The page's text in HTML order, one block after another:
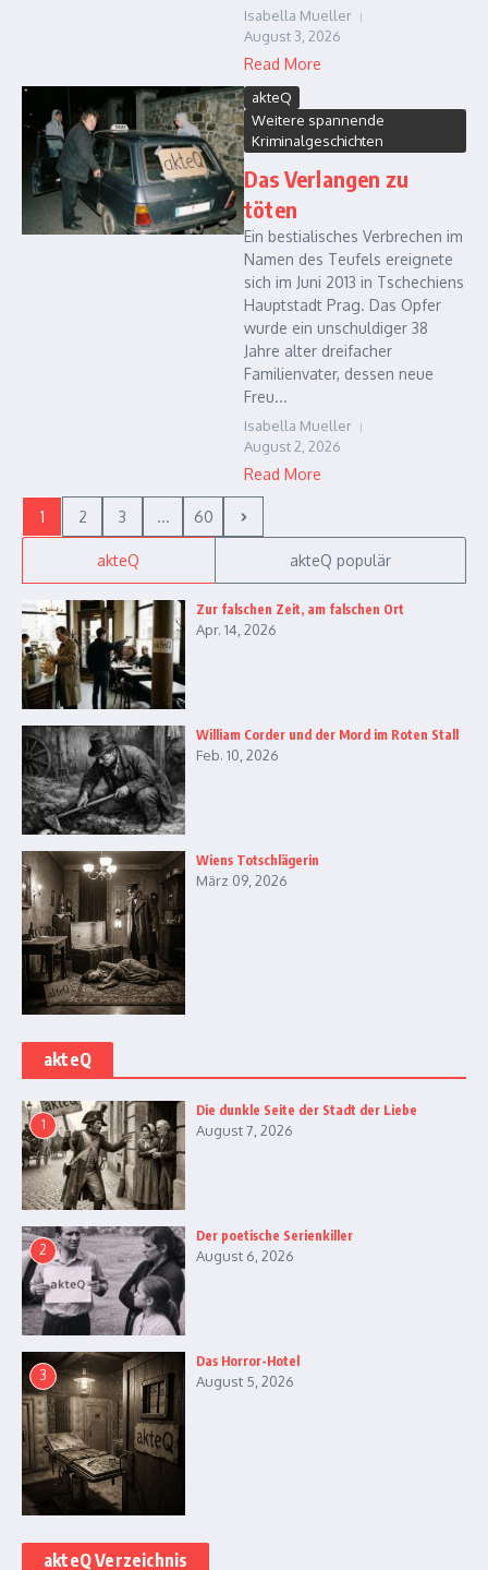
Isabella Mueller
August 3, 2026
Read More
akteQ
Weitere spannende
Kriminalgeschichten
Das Verlangen zu
töten
Ein bestialisches Verbrechen im
Namen des Teufels ereignete
sich im Juni 2013 in Tschechiens
Hauptstadt Prag. Das Opfer
wurde ein unschuldiger 38
Jahre alter dreifacher
Familienvater, dessen neue
Freu...
Isabella Mueller
August 2, 2026
Read More
1 2 3 ... 60
akteQ akteQ populär
Zur falschen Zeit, am falschen Ort
Apr. 14, 2026
William Corder und der Mord im Roten Stall
Feb. 10, 2026
Wiens Totschlägerin
März 09, 2026
akteQ
1
Die dunkle Seite der Stadt der Liebe
August 7, 2026
2
Der poetische Serienkiller
August 6, 2026
3
Das Horror-Hotel
August 5, 2026
akteQ Verzeichnis